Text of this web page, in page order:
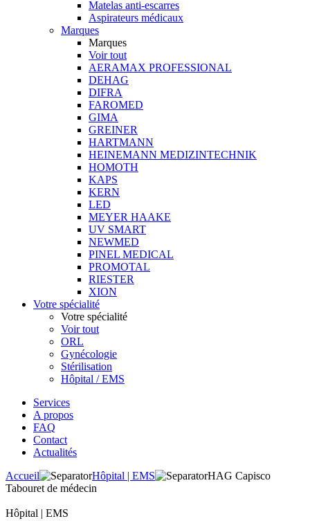
Matelas anti-escarres
Aspirateurs médicaux
Marques
Marques
Voir tout
AERAMAX PROFESSIONAL
DEHAG
DIFRA
FAROMED
GIMA
GREINER
HARTMANN
HEINEMANN MEDIZINTECHNIK
HOMOTH
KAPS
KERN
LED
MEYER HAAKE
UV SMART
NEWMED
PINEL MEDICAL
PROMOTAL
RIESTER
XION
Votre spécialité
Votre spécialité
Voir tout
ORL
Gynécologie
Stérilisation
Hôpital / EMS
Services
A propos
FAQ
Contact
Actualités
Accueil
Hôpital | EMS
HAG Capisco
Tabouret de médecin
Hôpital | EMS